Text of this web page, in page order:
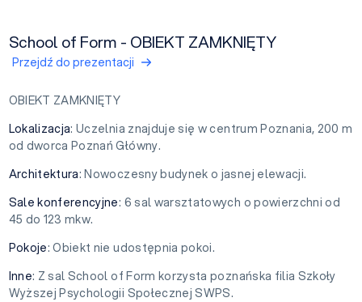
School of Form - OBIEKT ZAMKNIĘTY
Przejdź do prezentacji
OBIEKT ZAMKNIĘTY
Lokalizacja: Uczelnia znajduje się w centrum Poznania, 200 m
od dworca Poznań Główny.
Architektura: Nowoczesny budynek o jasnej elewacji.
Sale konferencyjne: 6 sal warsztatowych o powierzchni od
45 do 123 mkw.
Pokoje: Obiekt nie udostępnia pokoi.
Inne: Z sal School of Form korzysta poznańska filia Szkoły
Wyższej Psychologii Społecznej SWPS.